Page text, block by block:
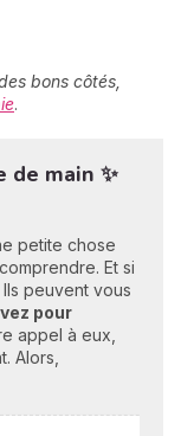
bons côtés,
.
main ✨
petite chose
Et si
peuvent vous
pour
appel à eux,
Alors,